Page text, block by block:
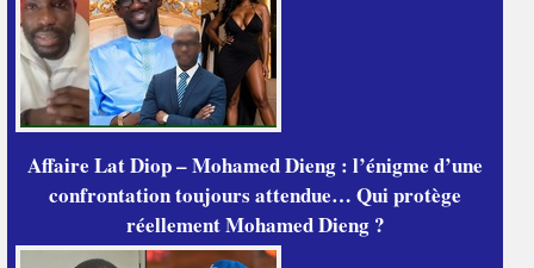
Affaire Lat Diop – Mohamed Dieng : l’énigme d’une
confrontation toujours attendue… Qui protège
réellement Mohamed Dieng ?